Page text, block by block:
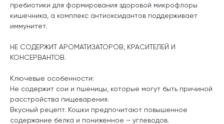
пребиотики для формирования здоровой микрофлоры
кишечника, а комплекс антиоксидантов поддерживает
иммунитет.
НЕ СОДЕРЖИТ АРОМАТИЗАТОРОВ, КРАСИТЕЛЕЙ И
КОНСЕРВАНТОВ.
Ключевые особенности:
Не содержит сои и пшеницы, которые могут быть причиной
расстройства пищеварения.
Вкусный рецепт. Кошки предпочитают повышенное
содержание белка и пониженное – углеводов.